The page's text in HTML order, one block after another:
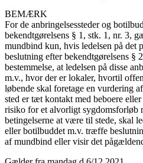
BEMÆRK
For de anbringelsessteder og
bekendtgørelsens § 1, stk. 1, nr. 3,
mundbind kun, hvis ledelsen på det
beslutning efter bekendtgørelsens §
bestemmelse, at ledelsen på disse
m.v., hvor der er lokaler, hvortil
løbende skal foretage en vurdering
sted er tæt kontakt med beboere
risiko for et alvorligt sygdomsforløb
betingelserne at være til stede, skal
eller botilbuddet m.v. træffe
af mundbind eller visir det